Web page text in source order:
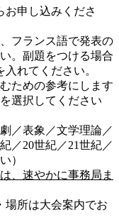
お申し込みくださ
フランス語で発表の
。副題をつける場合
れてください。
ための参考にします
選択してください
／表象／文学理論／
／20世紀／21世紀／
）
、速やかに事務局ま
場所は大会案内でお